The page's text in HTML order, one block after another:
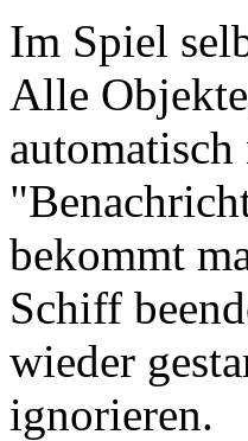
Im Spiel
Alle
bekommt
Schiff
wieder
ignorieren.